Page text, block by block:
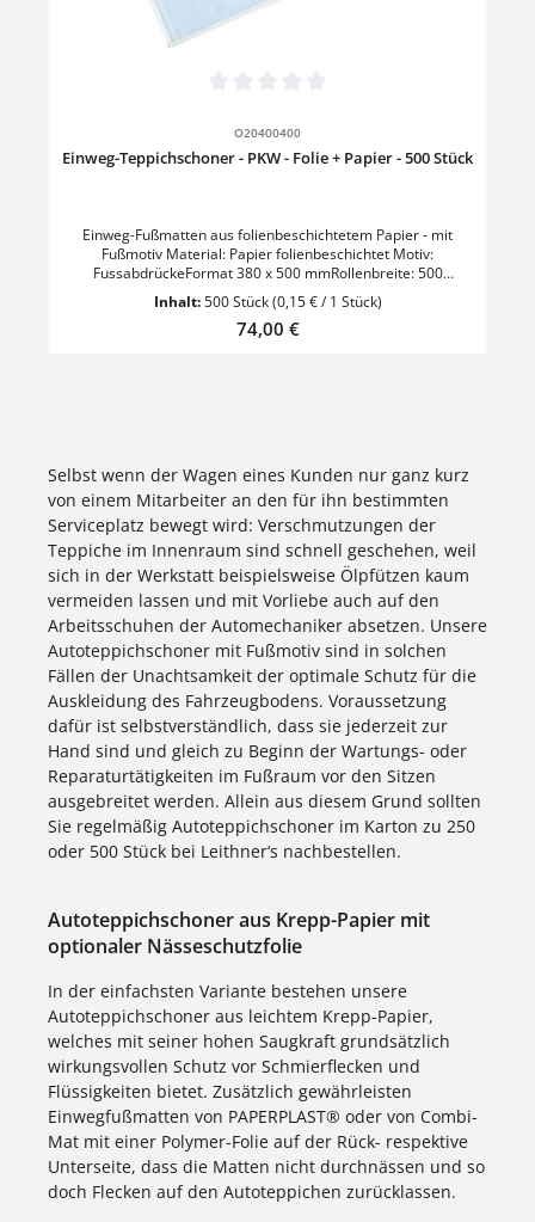
O20400400
Einweg-Teppichschoner - PKW - Folie + Papier - 500 Stück
Einweg-Fußmatten aus folienbeschichtetem Papier - mit
Fußmotiv Material: Papier folienbeschichtet Motiv:
FussabdrückeFormat 380 x 500 mmRollenbreite: 500
mmFarbe: Weiss/Blau VE = 500 Stück
Inhalt:500 Stück(0,15 € / 1 Stück)
Regulärer Preis:
74,00 €
Selbst wenn der Wagen eines Kunden nur ganz kurz
von einem Mitarbeiter an den für ihn bestimmten
Serviceplatz bewegt wird: Verschmutzungen der
Teppiche im Innenraum sind schnell geschehen, weil
sich in der Werkstatt beispielsweise Ölpfützen kaum
vermeiden lassen und mit Vorliebe auch auf den
Arbeitsschuhen der Automechaniker absetzen. Unsere
Autoteppichschoner mit Fußmotiv sind in solchen
Fällen der Unachtsamkeit der optimale Schutz für die
Auskleidung des Fahrzeugbodens. Voraussetzung
dafür ist selbstverständlich, dass sie jederzeit zur
Hand sind und gleich zu Beginn der Wartungs- oder
Reparaturtätigkeiten im Fußraum vor den Sitzen
ausgebreitet werden. Allein aus diesem Grund sollten
Sie regelmäßig Autoteppichschoner im Karton zu 250
oder 500 Stück bei Leithner‘s nachbestellen.
Autoteppichschoner aus Krepp-Papier mit
optionaler Nässeschutzfolie
In der einfachsten Variante bestehen unsere
Autoteppichschoner aus leichtem Krepp-Papier,
welches mit seiner hohen Saugkraft grundsätzlich
wirkungsvollen Schutz vor Schmierflecken und
Flüssigkeiten bietet. Zusätzlich gewährleisten
Einwegfußmatten von PAPERPLAST® oder von Combi-
Mat mit einer Polymer-Folie auf der Rück- respektive
Unterseite, dass die Matten nicht durchnässen und so
doch Flecken auf den Autoteppichen zurücklassen.